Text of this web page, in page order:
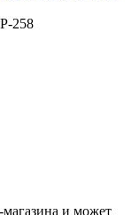
258
магазина и может